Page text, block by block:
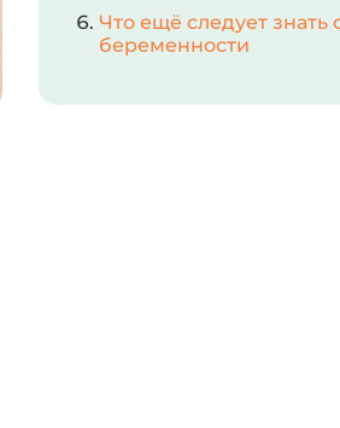
Что ещё следует
беременности